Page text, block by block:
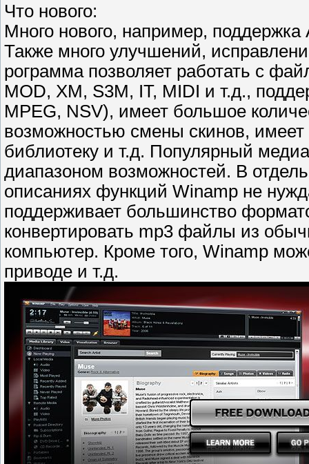
Что нового:
Много нового, например,
Также много улучшений,
рограмма позволяет работать с
MOD, XM, S3M, IT, MIDI и т.д.,
MPEG, NSV), имеет большое
возможностью смены скинов,
библиотеку и т.д. Популярный
диапазоном возможностей. В
описаниях функций Winamp не
поддерживает большинство
конвертировать mp3 файлы из
компьютер. Кроме того, Winamp
приводе и т.д.